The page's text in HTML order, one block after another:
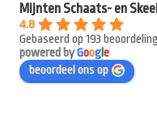
Mijnten Schaats- en
4.8
Gebaseerd op 193
powered byGooge
beoordeel ons op